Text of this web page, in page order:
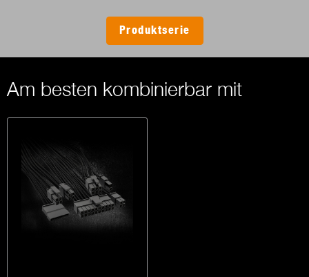
Produktserie
Am besten kombinierbar mit